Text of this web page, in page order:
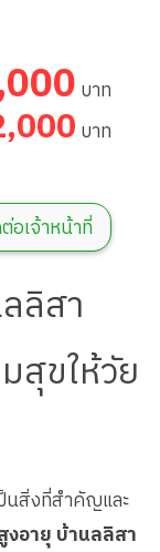
บาท
บาท
อเจ้าหน้าที่
ลิสา
สุขให้วัย
นสิ่งที่สำคัญและ
อายุ บ้านลลิสา